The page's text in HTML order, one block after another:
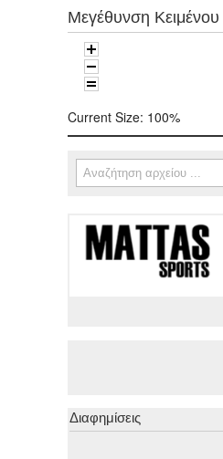
Μεγέθυνση Κειμένου
Current Size: 100%
Φόρμα αναζήτησης
Αναζήτηση
Διαφημίσεις